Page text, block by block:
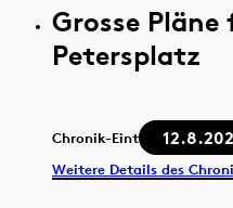
Grosse Pläne
Petersplatz
Chronik-Eintrag
Weitere Details des